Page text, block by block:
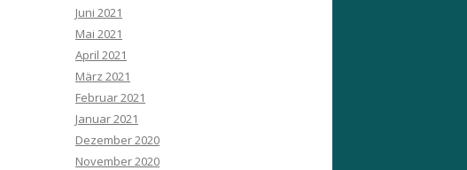
Juni 2021
Mai 2021
April 2021
März 2021
Februar 2021
Januar 2021
Dezember 2020
November 2020